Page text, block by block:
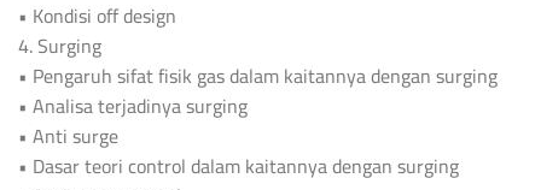
• Kondisi off design
4. Surging
• Pengaruh sifat fisik gas dalam kaitannya dengan surging
• Analisa terjadinya surging
• Anti surge
• Dasar teori control dalam kaitannya dengan surging